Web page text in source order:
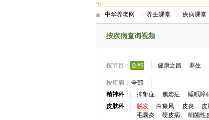
中华养老网 养生课堂 疾病课堂
按疾病查询视频
按节目： 全部 健康之路 养生
按疾病： 全部
精神科
抑郁症 焦虑症 睡眠障
皮肤科
脱发 白癜风 皮炎 皮
毛囊炎
硬皮病 细菌性